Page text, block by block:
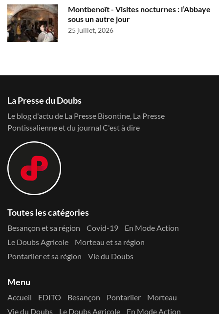
Montbenoît - Visites nocturnes : l’Abbaye
sous un autre jour
25 juillet, 2026
La Presse du Doubs
Le blog d'actu de La Presse Bisontine, La Presse
Pontissalienne et du journal C'est à dire
Toutes les catégories
Besançon et sa région Covid-19
En Mode Action
Le Doubs Agricole
Morteau et sa région
Pontarlier et sa région
Vie du Doubs
Menu
Accueil EDITO Besançon Pontarlier
Morteau
Vie du Doubs
Le Doubs Agricole En Mode Action